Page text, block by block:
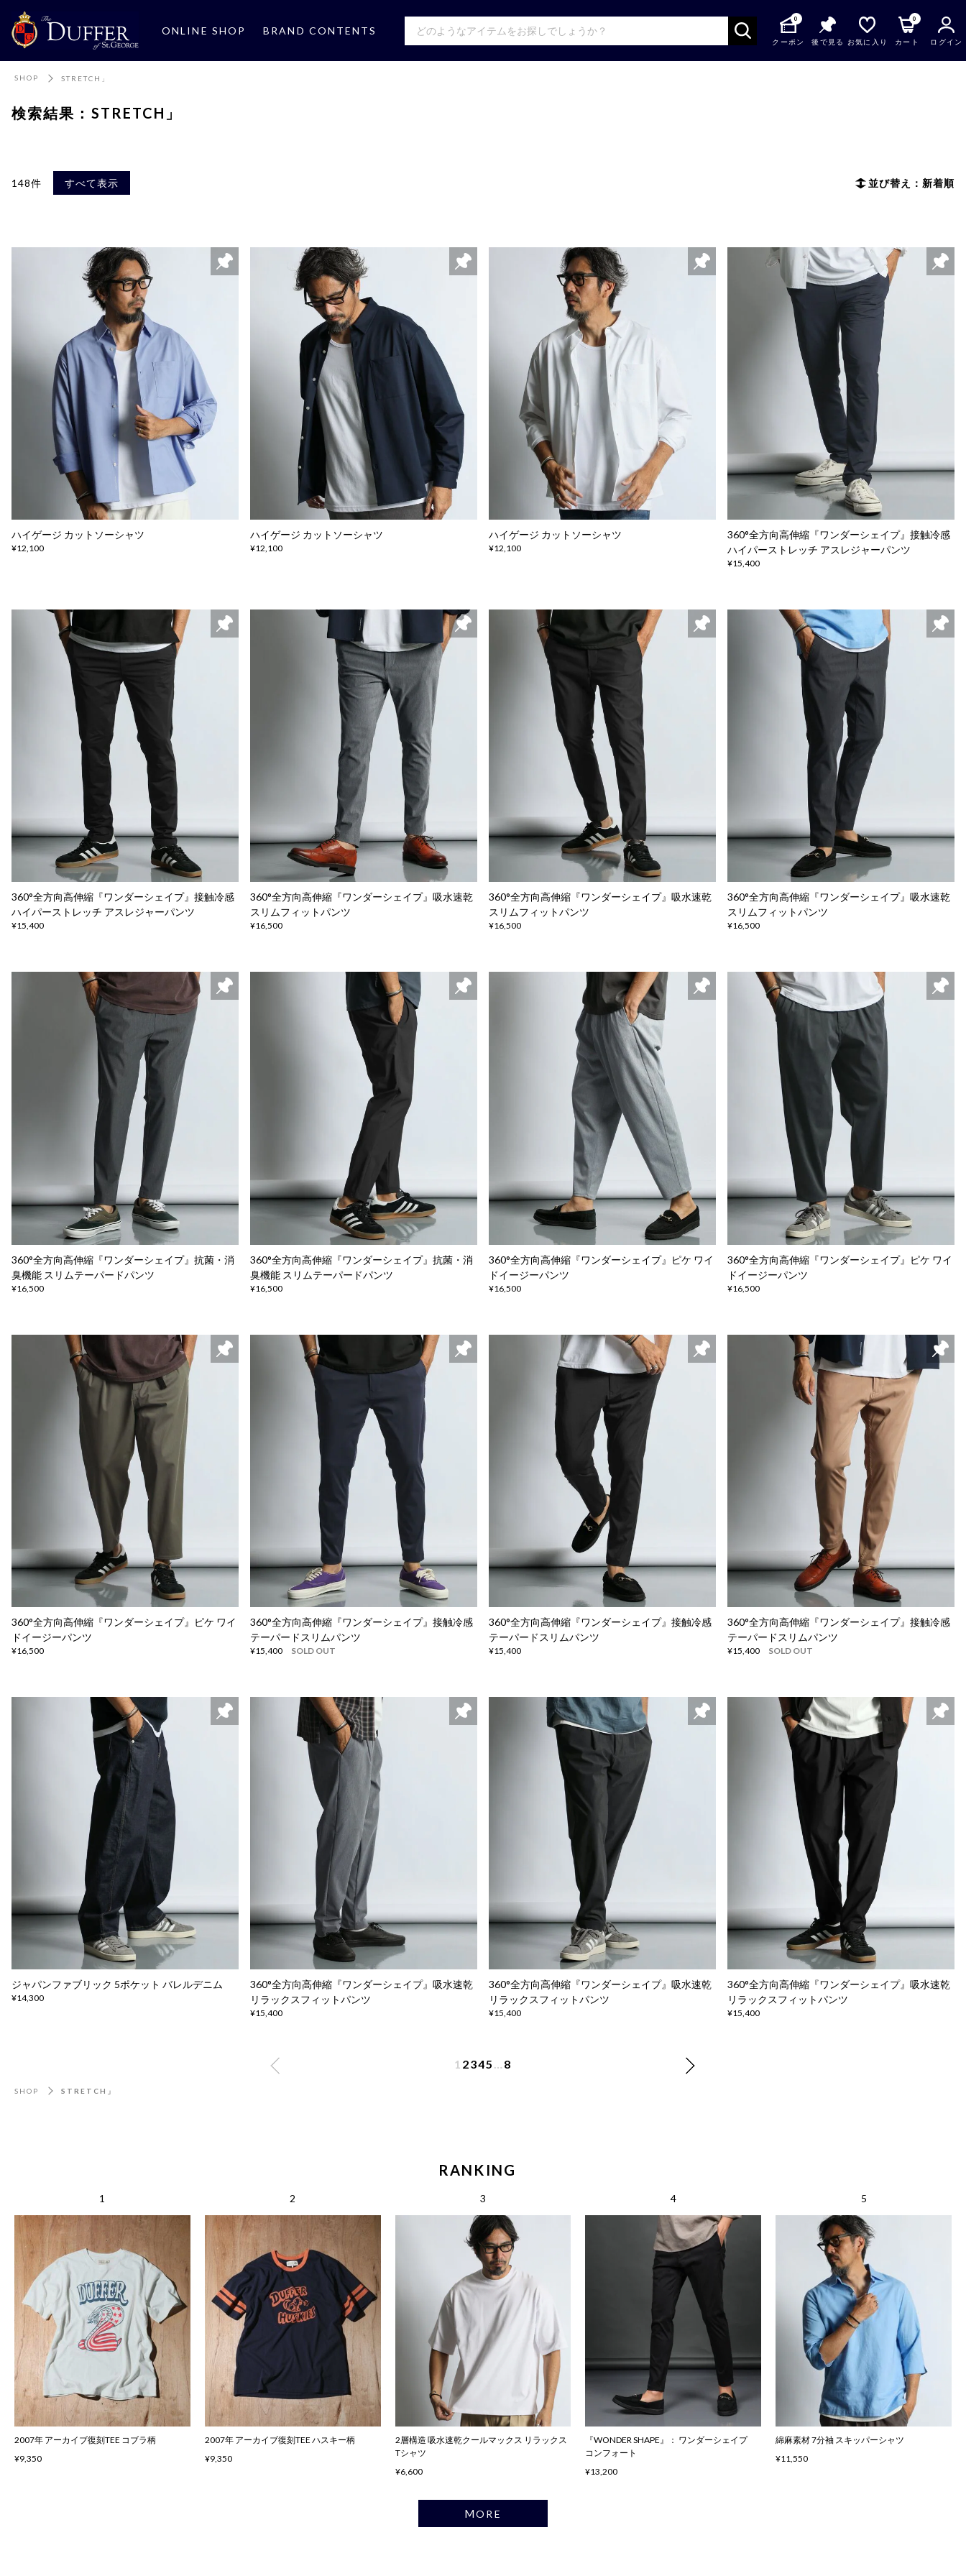
ONLINE SHOP BRAND CONTENTS
0
クーポン 後で見る お気に入り
0
カート ログイン
SHOP STRETCH」
検索結果：STRETCH」
148件 すべて表示 並び替え：新着順
ハイゲージ カットソーシャツ
¥12,100
ハイゲージ カットソーシャツ
¥12,100
ハイゲージ カットソーシャツ
¥12,100
360°全方向高伸縮『ワンダーシェイプ』接触冷感
ハイパーストレッチ アスレジャーパンツ
¥15,400
360°全方向高伸縮『ワンダーシェイプ』接触冷感
ハイパーストレッチ アスレジャーパンツ
¥15,400
360°全方向高伸縮『ワンダーシェイプ』吸水速乾
スリムフィットパンツ
¥16,500
360°全方向高伸縮『ワンダーシェイプ』吸水速乾
スリムフィットパンツ
¥16,500
360°全方向高伸縮『ワンダーシェイプ』吸水速乾
スリムフィットパンツ
¥16,500
360°全方向高伸縮『ワンダーシェイプ』抗菌・消
臭機能 スリムテーパードパンツ
¥16,500
360°全方向高伸縮『ワンダーシェイプ』抗菌・消
臭機能 スリムテーパードパンツ
¥16,500
360°全方向高伸縮『ワンダーシェイプ』ピケ ワイ
ドイージーパンツ
¥16,500
360°全方向高伸縮『ワンダーシェイプ』ピケ ワイ
ドイージーパンツ
¥16,500
360°全方向高伸縮『ワンダーシェイプ』ピケ ワイ
ドイージーパンツ
¥16,500
360°全方向高伸縮『ワンダーシェイプ』接触冷感
テーパードスリムパンツ
¥15,400 SOLD OUT
360°全方向高伸縮『ワンダーシェイプ』接触冷感
テーパードスリムパンツ
¥15,400
360°全方向高伸縮『ワンダーシェイプ』接触冷感
テーパードスリムパンツ
¥15,400 SOLD OUT
ジャパンファブリック 5ポケット バレルデニム
¥14,300
360°全方向高伸縮『ワンダーシェイプ』吸水速乾
リラックスフィットパンツ
¥15,400
360°全方向高伸縮『ワンダーシェイプ』吸水速乾
リラックスフィットパンツ
¥15,400
360°全方向高伸縮『ワンダーシェイプ』吸水速乾
リラックスフィットパンツ
¥15,400
1 2345 … 8
SHOP STRETCH」
RANKING
2007年 アーカイブ復刻TEE コブラ柄
¥9,350
2007年 アーカイブ復刻TEE ハスキー柄
¥9,350
2層構造 吸水速乾クールマックス リラックス
Tシャツ
¥6,600
『WONDER SHAPE』： ワンダーシェイプ
コンフォート
¥13,200
綿麻素材 7分袖 スキッパーシャツ
¥11,550
MORE